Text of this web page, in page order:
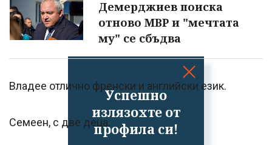
Успешно
излязохте от
профила си!
Демерджиев поиска
отново МВР и "мечтата
му" се сбъдва
Владее отлично френски и английски език.
Семеен, с две деца.